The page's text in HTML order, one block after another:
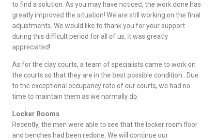
to find a solution. As you may have noticed, the work done has
greatly improved the situation! We are still working on the final
adjustments. We would like to thank you for your support
during this difficult period for all of us, it was greatly
appreciated!
As for the clay courts, a team of specialists came to work on
the courts so that they are in the best possible condition.. Due
to the exceptional occupancy rate of our courts, we had no
time to maintain them as we normally do.
Locker Rooms
Recently, the men were able to see that the locker room floor
and benches had been redone. We will continue our